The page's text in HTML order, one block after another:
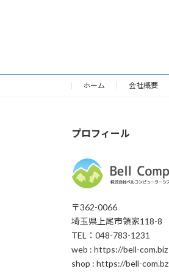
ホーム 会社概要
プロフィール
〒362-0066
埼玉県上尾市領家118-8
TEL：048-783-1231
web : https://bell-com.biz
shop : https://bell-com.bz